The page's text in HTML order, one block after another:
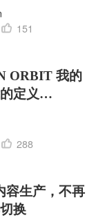
151
ORBIT 我的
定义
288
容生产，不再
换